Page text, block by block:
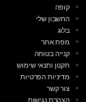
קופה
החשבון שלי
בלוג
מפת אתר
קנייה בטוחה
תקנון ותנאי שימוש
מדיניות הפרטיות
צור קשר
הצהרת נגישות